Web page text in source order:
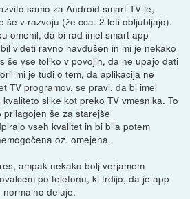
samo za Android smart TV-je,
še v razvoju (že cca. 2 leti obljubljajo).
omenil, da bi rad imel smart app
videti ravno navdušen in mi je nekako
še vse toliko v povojih, da ne upajo dati
mi je tudi o tem, da aplikacija ne
TV programov, se pravi, da bi imel
slike kot preko TV vmesnika. To
še za starejše
vseh kvalitet in bi bila potem
oz. omejena.
ampak nekako bolj verjamem
po telefonu, ki trdijo, da je app
deluje.